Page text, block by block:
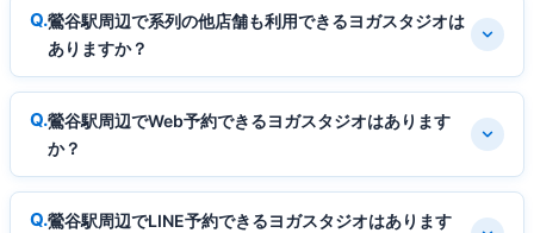
鶯谷駅周辺で系列の他店舗も利用できるヨガスタジオは
ありますか？
鶯谷駅周辺でWeb予約できるヨガスタジオはあります
か？
鶯谷駅周辺でLINE予約できるヨガスタジオはあります